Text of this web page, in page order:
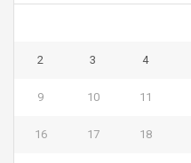
2 3 4
9 10 11
16 17 18